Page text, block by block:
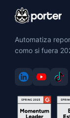
Automatiza
como si fuera